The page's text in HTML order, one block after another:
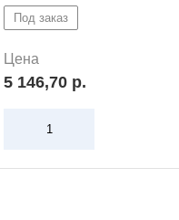
ламельный
Под заказ
Цена
5 146,70 р.